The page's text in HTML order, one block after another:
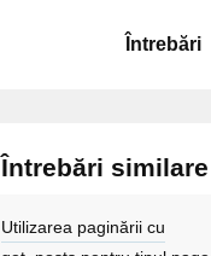
Întrebări
Întrebări similare
Utilizarea paginării cu